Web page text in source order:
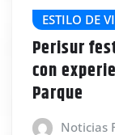
ESTILO DE
Perisur
con
Parque
Noticias